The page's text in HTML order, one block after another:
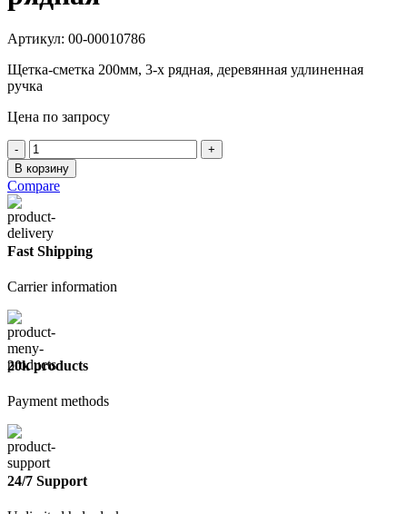
Артикул: 00-00010786
Щетка-сметка 200мм, 3-х рядная, деревянная удлиненная
ручка
Цена по запросу
Количество
товара
Щетка-
сметка
200мм
3-
х
рядная
В корзину
Compare
Fast Shipping
Carrier information
20k products
Payment methods
24/7 Support